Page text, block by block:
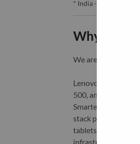
* India - Haryāna -
Why Work
We are Lenovo.
Lenovo is a
500, and serving
Smarter
stack portfolio of
tablets),
infrastructure),